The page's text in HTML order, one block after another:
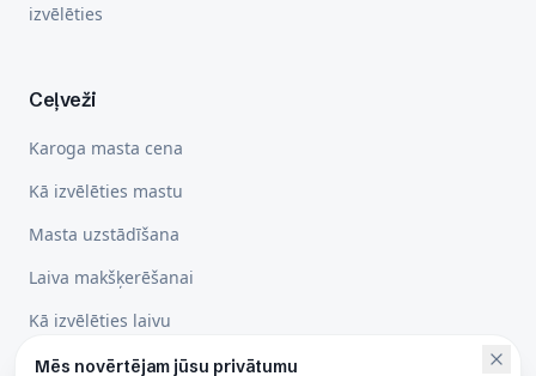
izvēlēties
Ceļveži
Karoga masta cena
Kā izvēlēties mastu
Masta uzstādīšana
Laiva makšķerēšanai
Kā izvēlēties laivu
Mēs novērtējam jūsu privātumu